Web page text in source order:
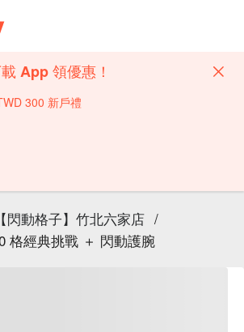
App 領優惠！
300 新戶禮
【閃動格子】竹北六家店 /
格經典挑戰 ＋ 閃動護腕